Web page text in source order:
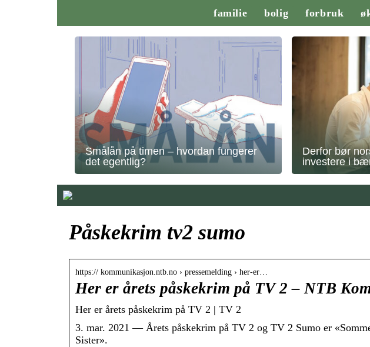
familie bolig forbruk
Smålån på timen – hvordan fungerer
det egentlig?
Derfor bør
investere i
Påskekrim tv2 sumo
https:// kommunikasjon.ntb.no › pressemelding › her-er…
Her er årets påskekrim på TV 2 – NTB
Her er årets påskekrim på TV 2 | TV 2
3. mar. 2021 — Årets påskekrim på TV 2 og TV 2 Sumo er
Sister».